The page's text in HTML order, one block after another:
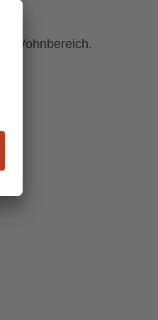
Wohnbereich.